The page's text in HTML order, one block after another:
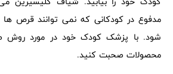
مدفوع در کودکانی که نمی توانند قرص ها
شود. با پزشک کودک خود در مورد روش
محصولات صحبت کنید.